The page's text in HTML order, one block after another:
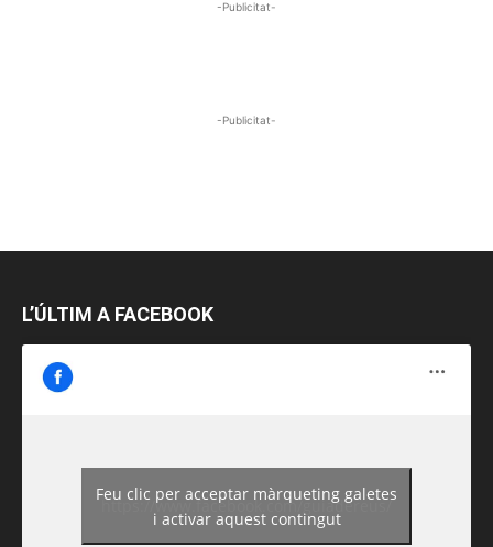
-Publicitat-
-Publicitat-
L’ÚLTIM A FACEBOOK
https://www.facebook.com/guiadereus/
Feu clic per acceptar màrqueting galetes
i activar aquest contingut